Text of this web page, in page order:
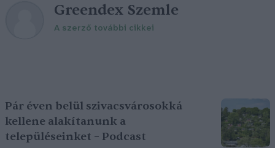
Greendex Szemle
A szerző további cikkei
Pár éven belül szivacsvárosokká
kellene alakítanunk a
településeinket – Podcast